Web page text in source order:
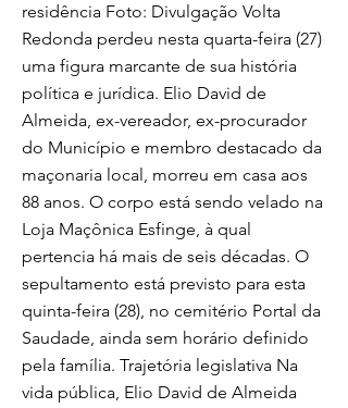
residência Foto: Divulgação Volta
Redonda perdeu nesta quarta-feira (27)
uma figura marcante de sua história
política e jurídica. Elio David de
Almeida, ex-vereador, ex-procurador
do Município e membro destacado da
maçonaria local, morreu em casa aos
88 anos. O corpo está sendo velado na
Loja Maçônica Esfinge, à qual
pertencia há mais de seis décadas. O
sepultamento está previsto para esta
quinta-feira (28), no cemitério Portal da
Saudade, ainda sem horário definido
pela família. Trajetória legislativa Na
vida pública, Elio David de Almeida